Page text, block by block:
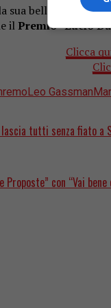
sua bella voce e
il Premio “Lucio
Clicca
Leo Gassman
lascia tutti senza fiato a
con “Vai bene